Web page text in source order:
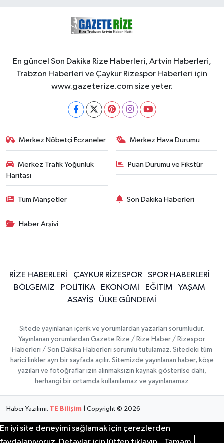
En güncel Son Dakika Rize Haberleri, Artvin Haberleri,
Trabzon Haberleri ve Çaykur Rizespor Haberleri için
www.gazeterize.com size yeter.
Merkez Nöbetçi Eczaneler Merkez Hava Durumu
Merkez Trafik Yoğunluk
Haritası
Puan Durumu ve Fikstür
Tüm Manşetler Son Dakika Haberleri
Haber Arşivi
RİZE HABERLERİ ÇAYKUR RİZESPOR
SPOR HABERLERİ
BÖLGEMİZ
POLİTİKA EKONOMİ EĞİTİM
YAŞAM
ASAYİŞ
ÜLKE GÜNDEMİ
Sitede yayınlanan içerik ve yorumlardan yazarları sorumludur.
Yayınlanan yorumlardan Gazete Rize / Rize Haber / Rizespor
Haberleri / Son Dakika Haberleri sorumlu tutulamaz. Sitedeki tüm
harici linkler ayrı bir sayfada açılır. Sitemizde yayınlanan haber, köşe
yazıları ve fotoğraflar izin alınmaksızın kaynak gösterilse dahi,
herhangi bir ortamda kullanılamaz ve yayınlanamaz
Haber Yazılımı: TE Bilişim | Copyright © 2026
En iyi site deneyimi sağlamak için çerezlerden